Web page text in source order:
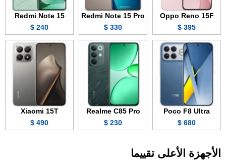
Oppo Reno 15F
395 $
Redmi Note 15 Pro
330 $
Redmi Note 15
240 $
Poco F8 Ultra
680 $
Realme C85 Pro
230 $
Xiaomi 15T
490 $
الأجهزة الأعلى تقييما